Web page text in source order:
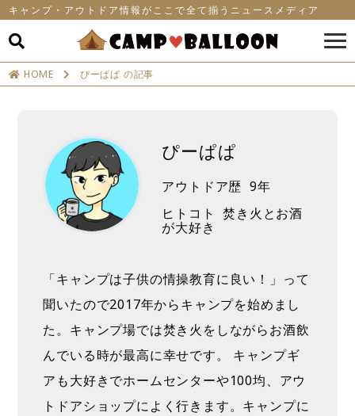
キャンプ・アウトドア情報がここで全て揃うニュースメディア
HOME ぴーぱぱ の記事
ぴーぱぱ
アウトドア歴 9年
ヒトコト
焚き火とお酒
が大好き
「キャンプは子供の情操教育に良い！」って
聞いたので2017年からキャンプを始めまし
た。キャンプ場では焚き火をしながらお酒飲
んでいる時が最高に幸せです。 キャンプギ
アも大好きでホームセンターや100均、アウ
トドアショップによく行きます。キャンプに